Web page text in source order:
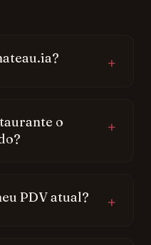
+
o
+
PDV atual? +